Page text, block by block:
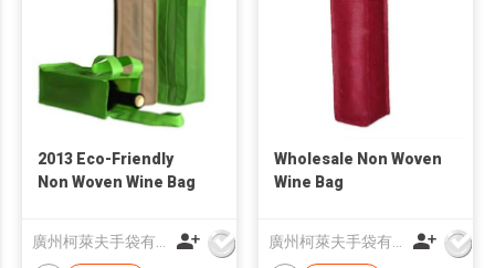
2013 Eco-Friendly
Non Woven Wine Bag
Wholesale Non Woven
Wine Bag